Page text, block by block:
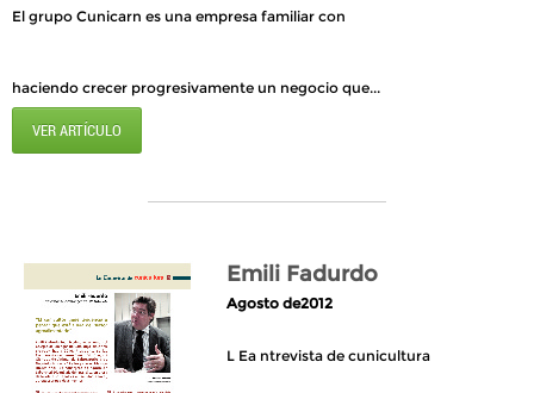
El grupo Cunicarn es una empresa familiar con
haciendo crecer progresivamente un negocio que...
VER ARTÍCULO
Emili Fadurdo
Agosto de2012
L Ea ntrevista de cunicultura